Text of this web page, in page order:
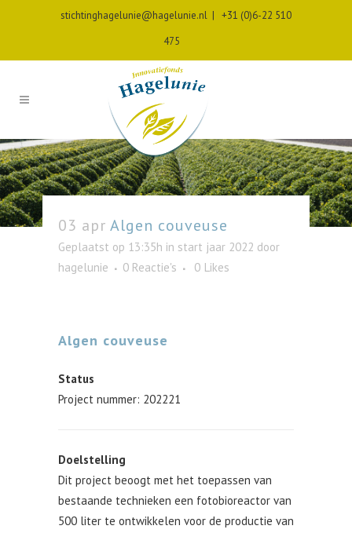
stichtinghagelunie@hagelunie.nl | +31 (0)6-22 510
475
03 apr Algen couveuse
Geplaatst op 13:35h in start jaar 2022 door
hagelunie
0 Reactie's 0 Likes
Algen couveuse
Status
Project nummer: 202221
Doelstelling
Dit project beoogt met het toepassen van
bestaande technieken een fotobioreactor van
500 liter te ontwikkelen voor de productie van